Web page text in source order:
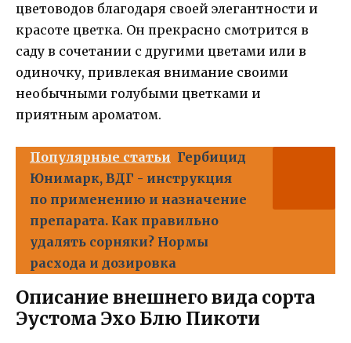
цветоводов благодаря своей элегантности и
красоте цветка. Он прекрасно смотрится в
саду в сочетании с другими цветами или в
одиночку, привлекая внимание своими
необычными голубыми цветками и
приятным ароматом.
Популярные статьи Гербицид
Юнимарк, ВДГ - инструкция
по применению и назначение
препарата. Как правильно
удалять сорняки? Нормы
расхода и дозировка
Описание внешнего вида сорта
Эустома Эхо Блю Пикоти